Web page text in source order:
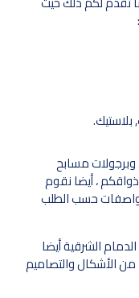
مسابح
، أيضا نقوم
حسب الطلب
الشرقية أيضا
من الأشكال والتصاميم